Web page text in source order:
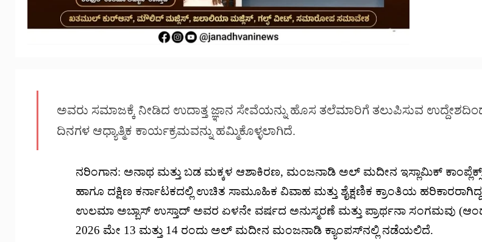
ಅವರು ಸಮಾಜಕ್ಕೆ ನೀಡಿದ ಉದಾತ್ತ ಜ್ಞಾನ ಸೇವೆಯನ್ನು ಹೊಸ ತಲೆಮಾರಿಗೆ ತಲುಪಿಸುವ
ದಿನಗಳ ಆಧ್ಯಾತ್ಮಿಕ ಕಾರ್ಯಕ್ರಮವನ್ನು ಹಮ್ಮಿಕೊಳ್ಳಲಾಗಿದೆ.
ನರಿಂಗಾನ: ಅನಾಥ ಮತ್ತು ಬಡ ಮಕ್ಕಳ ಆಶಾಕಿರಣ, ಮಂಜನಾಡಿ ಅಲ್ ಮದೀನ ಇಸ್ಲಾಮಿಕ್
ಹಾಗೂ ದಕ್ಷಿಣ ಕರ್ನಾಟಕದಲ್ಲಿ ಉಚಿತ ಸಾಮೂಹಿಕ ವಿವಾಹ ಮತ್ತು ಶೈಕ್ಷಣಿಕ ಕ್ರಾಂತಿಯ
ಉಲಮಾ ಅಬ್ಬಾಸ್ ಉಸ್ತಾದ್ ಅವರ ಏಳನೇ ವರ್ಷದ ಅನುಸ್ಮರಣೆ ಮತ್ತು ಪ್ರಾರ್ಥನಾ ಸಂಗಮವು
2026 ಮೇ 13 ಮತ್ತು 14 ರಂದು ಅಲ್ ಮದೀನ ಮಂಜನಾಡಿ ಕ್ಯಾಂಪಸ್‌ನಲ್ಲಿ ನಡೆಯಲಿದೆ.